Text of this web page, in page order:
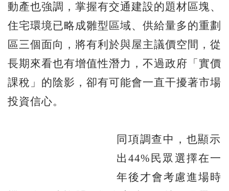
動產也強調，掌握有交通建設的題材區塊、
住宅環境已略成雛型區域、供給量多的重劃
區三個面向，將有利於與屋主議價空間，從
長期來看也有增值性潛力，不過政府「實價
課稅」的陰影，卻有可能會一直干擾著市場
投資信心。
同項調查中，也顯示
出44%民眾選擇在一
年後才會考慮進場時